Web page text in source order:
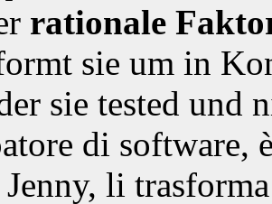
rationale
sie um in
sie tested und
di software,
Jenny, li